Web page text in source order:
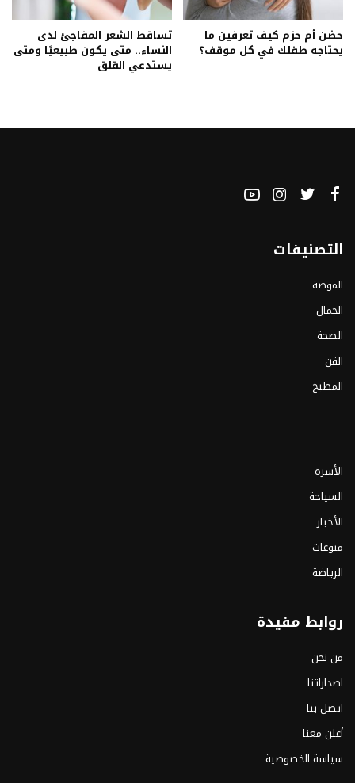
حضن أم حزم كيف تعرفين ما
يحتاجه طفلك في كل موقف؟
تساقط الشعر المفاجئ لدى
النساء.. متى يكون طبيعيًا ومتى
يستدعي القلق
التصنيفات
الموضة
الجمال
الصحة
الفن
المطبخ
الأسرة
السياحة
الأخبار
منوعات
الرياضة
روابط مفيدة
من نحن
اصداراتنا
اتصل بنا
أعلن معنا
سياسة الخصوصية